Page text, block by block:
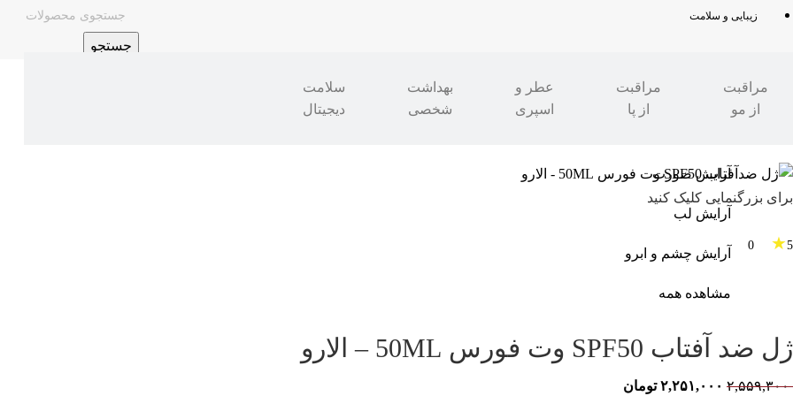
جستجو
زیبایی و سلامت
مراقبت
از مو
مراقبت
از پا
عطر و
اسپری
بهداشت
شخصی
سلامت
دیجیتال
آرایش صورت
آرایش لب
آرایش چشم و ابرو
مشاهده همه
مدرن شو» زیبایی و سلامت» مراقبت از پوست» ضد آفتاب
برای بزرگنمایی کلیک کنید
5
★
ژل ضد آفتاب SPF50 وت فورس 50ML – الارو
۲,۵۵۹,۳۰۰ ۲,۲۵۱,۰۰۰ تومان